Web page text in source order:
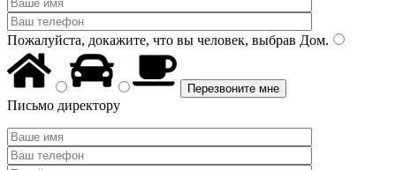
Пожалуйста, докажите, что вы человек, выбрав Дом.
Письмо директору